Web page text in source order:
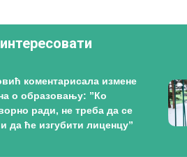
коментарисала измене
о образовању: ”Ко
ради, не треба да се
да ће изгубити лиценцу”